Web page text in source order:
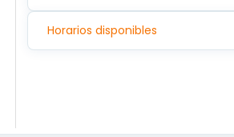
Horarios disponibles